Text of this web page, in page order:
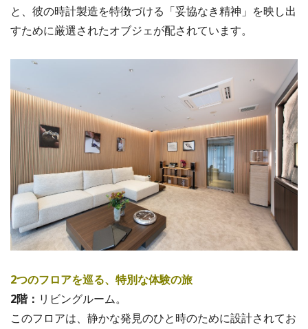
と、彼の時計製造を特徴づける「妥協なき精神」を映し出
すために厳選されたオブジェが配されています。
2つのフロアを巡る、特別な体験の旅
2階： リビングルーム。
このフロアは、静かな発見のひと時のために設計されてお